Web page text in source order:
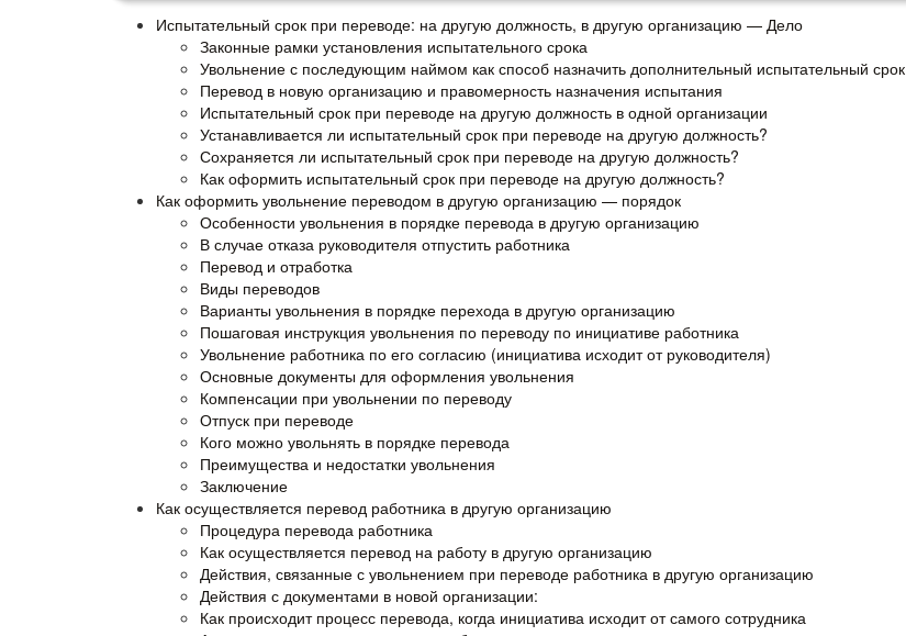
Испытательный срок при переводе: на другую должность, в другую организацию — Дело
Законные рамки установления испытательного срока
Увольнение с последующим наймом как способ назначить дополнительный испытательный срок
Перевод в новую организацию и правомерность назначения испытания
Испытательный срок при переводе на другую должность в одной организации
Устанавливается ли испытательный срок при переводе на другую должность?
Сохраняется ли испытательный срок при переводе на другую должность?
Как оформить испытательный срок при переводе на другую должность?
Как оформить увольнение переводом в другую организацию — порядок
Особенности увольнения в порядке перевода в другую организацию
В случае отказа руководителя отпустить работника
Перевод и отработка
Виды переводов
Варианты увольнения в порядке перехода в другую организацию
Пошаговая инструкция увольнения по переводу по инициативе работника
Увольнение работника по его согласию (инициатива исходит от руководителя)
Основные документы для оформления увольнения
Компенсации при увольнении по переводу
Отпуск при переводе
Кого можно увольнять в порядке перевода
Преимущества и недостатки увольнения
Заключение
Как осуществляется перевод работника в другую организацию
Процедура перевода работника
Как осуществляется перевод на работу в другую организацию
Действия, связанные с увольнением при переводе работника в другую организацию
Действия с документами в новой организации:
Как происходит процесс перевода, когда инициатива исходит от самого сотрудника